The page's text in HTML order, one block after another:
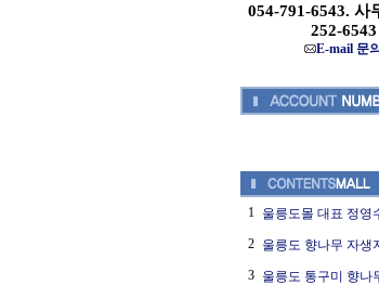
054-791-6543. 사
252-6543
E-mail 문의
1 울릉도몰 대표 정영
2 울릉도 향나무 자생
3 울릉도 통구미 향나